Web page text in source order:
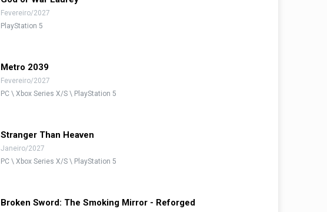
Fevereiro/2027
PlayStation 5
Metro 2039
Fevereiro/2027
PC \ Xbox Series X/S \ PlayStation 5
Stranger Than Heaven
Janeiro/2027
PC \ Xbox Series X/S \ PlayStation 5
Broken Sword: The Smoking Mirror - Reforged